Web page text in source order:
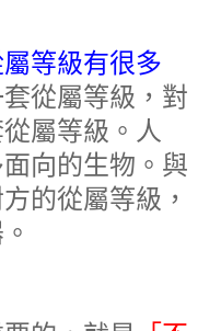
等級有很多
從屬等級，對
屬等級。人
向的生物。與
的從屬等級，